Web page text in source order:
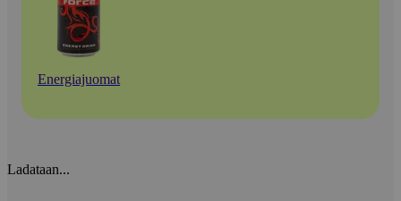
Energiajuomat
Ladataan...